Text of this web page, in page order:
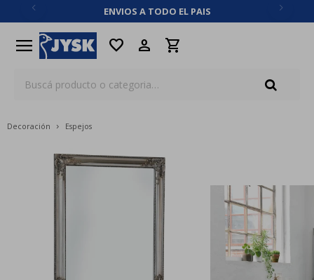
ENVIOS A TODO EL PAIS
menu favorite
Decoración Espejos
close